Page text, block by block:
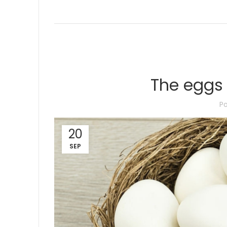
The
20
SEP